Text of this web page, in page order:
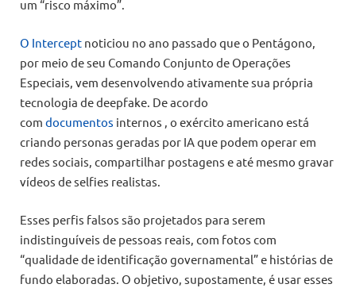
um “risco máximo”.
O Intercept noticiou no ano passado que o Pentágono,
por meio de seu Comando Conjunto de Operações
Especiais, vem desenvolvendo ativamente sua própria
tecnologia de deepfake. De acordo
com documentos internos , o exército americano está
criando personas geradas por IA que podem operar em
redes sociais, compartilhar postagens e até mesmo gravar
vídeos de selfies realistas.
Esses perfis falsos são projetados para serem
indistinguíveis de pessoas reais, com fotos com
“qualidade de identificação governamental” e histórias de
fundo elaboradas. O objetivo, supostamente, é usar esses